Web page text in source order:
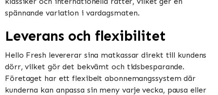
spännande variation i vardagsmaten.
Leverans och flexibilitet
Hello Fresh levererar sina matkassar direkt till kundens
dörr, vilket gör det bekvämt och tidsbesparande.
Företaget har ett flexibelt abonnemangssystem där
kunderna kan anpassa sin meny varje vecka, pausa eller